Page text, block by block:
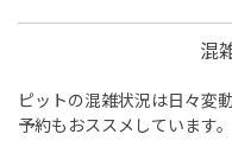
混
ピットの混雑状況は日々変
予約もおススメしています。